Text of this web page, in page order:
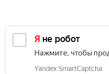
Я не робот
Нажмите, чтобы
Yandex SmartCaptcha